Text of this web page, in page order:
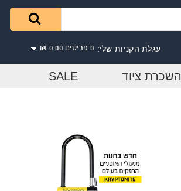
עגלת הקניות שלי: 0 פריטים 0.00 ₪
השכרת ציוד SALE